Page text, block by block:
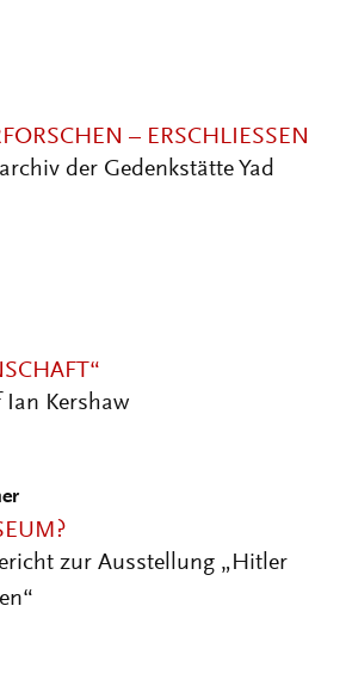
– ERSCHLIESSEN
der Gedenkstätte Yad
Kershaw
zur Ausstellung „Hitler